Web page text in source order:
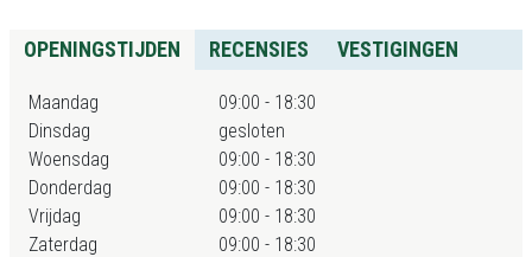
OPENINGSTIJDEN RECENSIES VESTIGINGEN
Maandag
09:00 - 18:30
Dinsdag
gesloten
Woensdag
09:00 - 18:30
Donderdag
09:00 - 18:30
Vrijdag
09:00 - 18:30
Zaterdag
09:00 - 18:30